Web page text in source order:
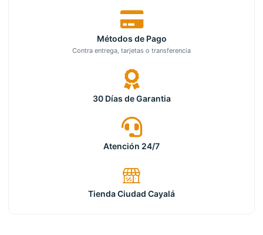
Métodos de Pago
Contra entrega, tarjetas o transferencia
30 Días de Garantia
Atención 24/7
Tienda Ciudad Cayalá